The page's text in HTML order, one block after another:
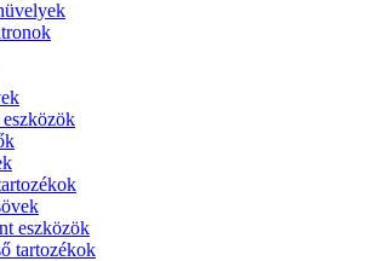
eszközök
tartozékok